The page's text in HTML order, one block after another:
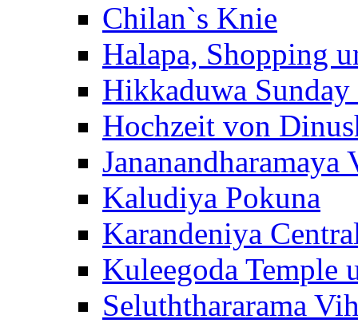
Chilan`s Knie
Halapa, Shopping
Hikkaduwa
Hochzeit von
Jananandharamaya
Kaludiya Pokuna
Karandeniya
Kuleegoda Temple
Seluththararama